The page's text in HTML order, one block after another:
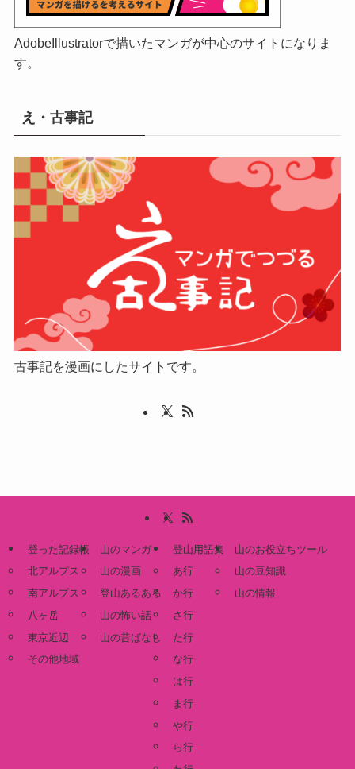
AdobeIllustratorで描いたマンガが中心のサイトになりま
す。
え・古事記
古事記を漫画にしたサイトです。
登った記録帳
北アルプス
南アルプス
八ヶ岳
東京近辺
その他地域
山のマンガ
山の漫画
登山あるある
山の怖い話
山の昔ばなし
登山用語集
あ行
か行
さ行
た行
な行
は行
ま行
や行
ら行
山のお役立ちツール
山の豆知識
山の情報